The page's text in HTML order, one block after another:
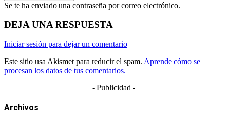
Se te ha enviado una contraseña por correo electrónico.
DEJA UNA RESPUESTA
Iniciar sesión para dejar un comentario
Este sitio usa Akismet para reducir el spam. Aprende cómo se
procesan los datos de tus comentarios.
- Publicidad -
Archivos